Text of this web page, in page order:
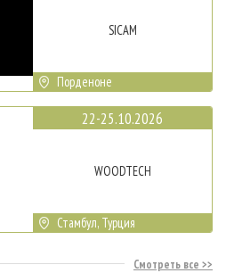
SICAM
Порденоне
22-25.10.2026
WOODTECH
Стамбул, Турция
Смотреть все